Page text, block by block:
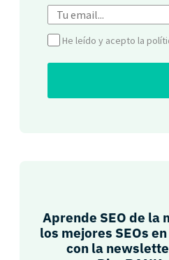
He leído y acepto la
Aprende SEO de la
los mejores SEOs
con la